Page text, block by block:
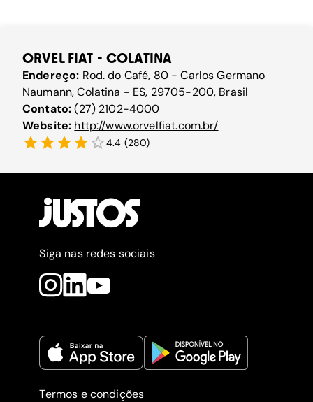
ORVEL FIAT - COLATINA
Endereço: Rod. do Café, 80 - Carlos Germano
Naumann, Colatina - ES, 29705-200, Brasil
Contato:(27) 2102-4000
Website: http://www.orvelfiat.com.br/
4.4 (280)
Siga nas redes sociais
Termos e condições